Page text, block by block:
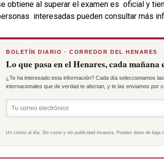
obtiene al superar el examen es oficial y
interesadas pueden consultar más
BOLETÍN DIARIO · CORREDOR DEL HENARES
Lo que pasa en el Henares, cada mañana
¿Te ha interesado esta información? Cada día seleccionamos
internacionales que de verdad te afectan, y te las enviamos por
Un correo al día. Sin coste y sin publicidad invasiva. Puedes darte de baja